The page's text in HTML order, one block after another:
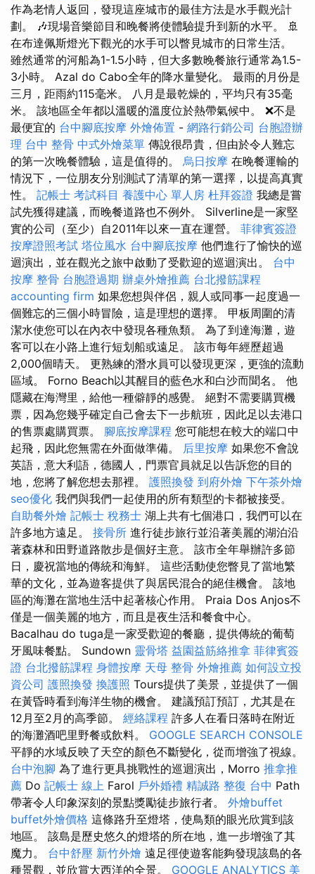
作為老情人返回，發現這座城市的最佳方法是水手觀光計
劃。 🎶現場音樂節目和晚餐將使體驗提升到新的水平。 🚢
在布達佩斯燈光下觀光的水手可以瞥見城市的日常生活。
雖然通常的河船為1-1.5小時，但大多數晚餐旅行通常為1.5-
3小時。 Azal do Cabo全年的降水量變化。 最雨的月份是
三月，距雨約115毫米。 八月是最乾燥的，平均只有35毫
米。 該地區全年都以溫暖的溫度位於熱帶氣候中。 ❌不是
最便宜的 台中腳底按摩 外燴佈置 - 網路行銷公司 台胞證辦
理 台中 整骨 中式外燴菜單 傳說很昂貴，但由於令人難忘
的第一次晚餐體驗，這是值得的。 烏日按摩 在晚餐運輸的
情況下，一位朋友分別測試了清單的第一選擇，以提高真實
性。 記帳士 考試科目 養護中心 單人房 杜拜簽證 我總是嘗
試先獲得建議，而晚餐道路也不例外。 Silverline是一家堅
實的公司（至少）自2011年以來一直在運營。 菲律賓簽證
按摩證照考試 塔位風水 台中腳底按摩 他們進行了愉快的巡
迴演出，並在觀光之旅中啟動了受歡迎的巡迴演出。 台中
按摩 整骨 台胞證過期 辦桌外燴推薦 台北撥筋課程
accounting firm 如果您想與伴侶，親人或同事一起度過一
個難忘的三個小時冒險，這是理想的選擇。 甲板周圍的清
潔水使您可以在內衣中發現各種魚類。 為了到達海灘，遊
客可以在小路上進行短划船或遠足。 該市每年經歷超過
2,000個晴天。 更熟練的潛水員可以發現更深，更強的流動
區域。 Forno Beach以其醒目的藍色水和白沙而聞名。 他
隱藏在海灣里，給他一種僻靜的感覺。 絕對不需要購買機
票，因為您幾乎確定自己會去下一步航班，因此足以去港口
的售票處購買票。 腳底按摩課程 您可能想在較大的端口中
起飛，因此您無需在外面做準備。 后里按摩 如果您不會說
英語，意大利語，德國人，門票官員就足以告訴您的目的
地，您將了解您想去那裡。 護照換發 到府外燴 下午茶外燴
seo優化 我們與我們一起使用的所有類型的卡都被接受。
自助餐外燴 記帳士 稅務士 湖上共有七個港口，我們可以在
許多地方遠足。 接骨所 進行徒步旅行並沿著美麗的湖泊沿
著森林和田野道路散步是個好主意。 該市全年舉辦許多節
日，慶祝當地的傳統和海鮮。 這些活動使您瞥見了當地繁
華的文化，並為遊客提供了與居民混合的絕佳機會。 該地
區的海灘在當地生活中起著核心作用。 Praia Dos Anjos不
僅是一個美麗的地方，而且是夜生活和餐食中心。
Bacalhau do tuga是一家受歡迎的餐廳，提供傳統的葡萄
牙風味餐點。 Sundown 靈骨塔 益園益筋絡推拿 菲律賓簽
證 台北撥筋課程 身體按摩 天母 整骨 外燴推薦 如何設立投
資公司 護照換發 換護照 Tours提供了美景，並提供了一個
在黃昏時看到海洋生物的機會。 建議預訂預訂，尤其是在
12月至2月的高季節。 經絡課程 許多人在看日落時在附近
的海灘酒吧里野餐或飲料。 GOOGLE SEARCH CONSOLE
平靜的水域反映了天空的顏色不斷變化，從而增強了視線。
台中泡腳 為了進行更具挑戰性的巡迴演出，Morro 推拿推
薦 Do 記帳士 線上 Farol 戶外婚禮 精誠路 整復 台中 Path
帶著令人印象深刻的景點獎勵徒步旅行者。 外燴buffet
buffet外燴價格 這條路升至燈塔，使鳥類的眼光欣賞到該
地區。 該島是歷史悠久的燈塔的所在地，進一步增強了其
魔力。 台中舒壓 新竹外燴 遠足徑使遊客能夠發現該島的各
種景觀，並欣賞大西洋的全景。 GOOGLE ANALYTICS 美